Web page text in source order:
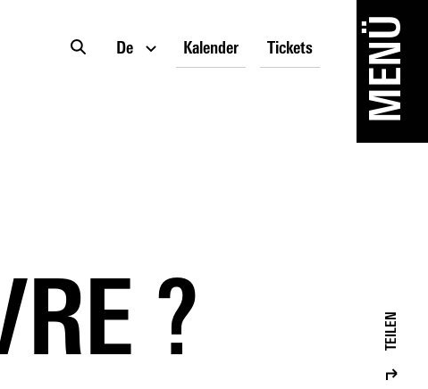
De Kalender Tickets MENÜ
? TEILEN